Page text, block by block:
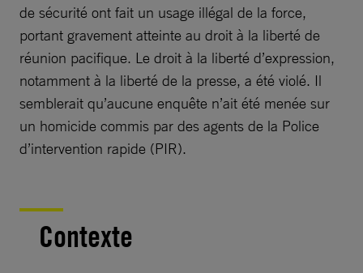
de sécurité ont fait un usage illégal de la force,
portant gravement atteinte au droit à la liberté de
réunion pacifique. Le droit à la liberté d’expression,
notamment à la liberté de la presse, a été violé. Il
semblerait qu’aucune enquête n’ait été menée sur
un homicide commis par des agents de la Police
d’intervention rapide (PIR).
Contexte